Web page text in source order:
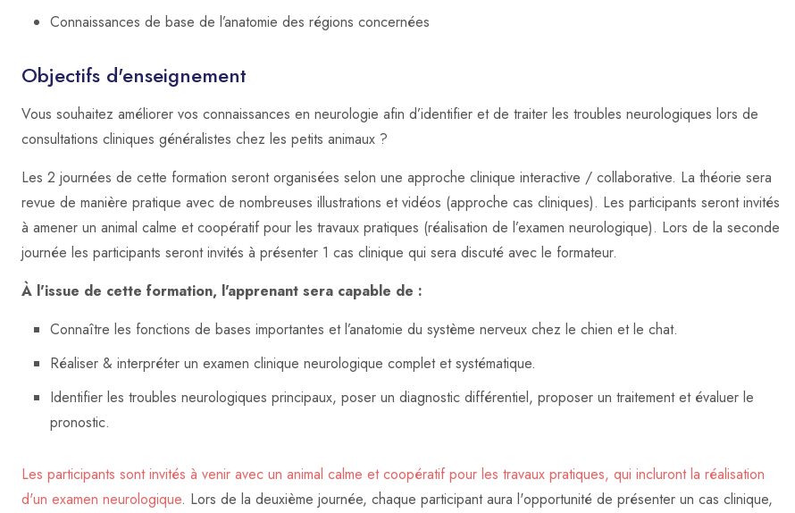
Connaissances de base de l’anatomie des régions concernées
Objectifs d'enseignement
Vous souhaitez améliorer vos connaissances en neurologie afin d’identifier et de traiter les troubles neurologiques lors de
consultations cliniques généralistes chez les petits animaux ?
Les 2 journées de cette formation seront organisées selon une approche clinique interactive / collaborative. La théorie sera
revue de manière pratique avec de nombreuses illustrations et vidéos (approche cas cliniques). Les participants seront invités
à amener un animal calme et coopératif pour les travaux pratiques (réalisation de l’examen neurologique). Lors de la seconde
journée les participants seront invités à présenter 1 cas clinique qui sera discuté avec le formateur.
À l'issue de cette formation, l'apprenant sera capable de :
Connaître les fonctions de bases importantes et l’anatomie du système nerveux chez le chien et le chat.
Réaliser & interpréter un examen clinique neurologique complet et systématique.
Identifier les troubles neurologiques principaux, poser un diagnostic différentiel, proposer un traitement et évaluer le
pronostic.
Les participants sont invités à venir avec un animal calme et coopératif pour les travaux pratiques, qui incluront la réalisation
d'un examen neurologique. Lors de la deuxième journée, chaque participant aura l'opportunité de présenter un cas clinique,